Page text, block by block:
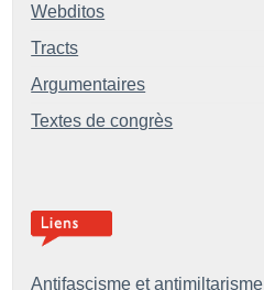
Webditos
Tracts
Argumentaires
Textes de congrès
Antifascisme et antimiltarisme